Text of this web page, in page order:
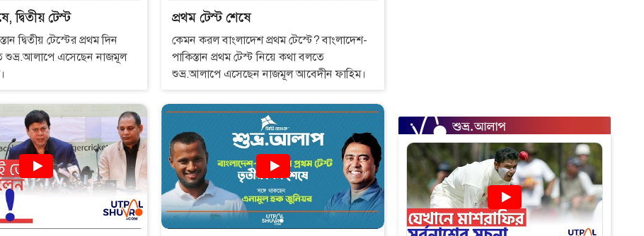
দ্বিতীয় টেস্ট
দ্বিতীয় টেস্টের প্রথম দিন
প্রথম টেস্ট শেষে
কেমন করল বাংলাদেশ প্রথম টেস্টে? বাংলাদেশ-
পাকিস্তান প্রথম টেস্ট নিয়ে কথা বলতে
শুভ্র.আলাপে এসেছেন নাজমূল আবেদীন ফাহিম।